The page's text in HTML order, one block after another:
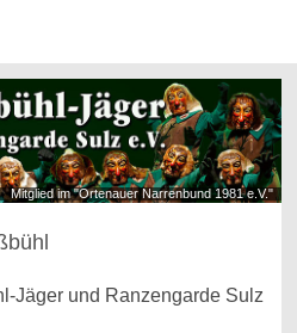
Mitglied im "Ortenauer Narrenbund 1981 e.V."
Jäger und Ranzengarde Sulz